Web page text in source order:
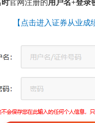
时官网注册的用户名+登录
【点击进入证券从业成